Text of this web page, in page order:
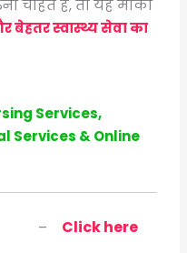
चाहते हैं, तो यह मौका
स्वास्थ्य सेवा का
Services,
Services & Online
–
Click here